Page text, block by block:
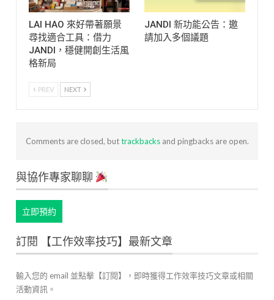
LAI HAO 來好帶著願景
尋找適合工具：借力
JANDI，穩健開創生活風
格新局
JANDI 新功能公告：邀
請加入多個議題
PREV NEXT
Comments are closed, buttrackbacksand pingbacks are open.
與協作專家聊聊
立即預約
訂閱 【工作效率技巧】最新文章
輸入您的 email 並點擊【訂閱】，即時獲得工作效率技巧文章或相關
活動資訊。